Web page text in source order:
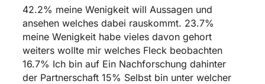
42.2% meine Wenigkeit will Aussagen und
ansehen welches dabei rauskommt. 23.7%
meine Wenigkeit habe vieles davon gehort
weiters wollte mir welches Fleck beobachten
16.7% Ich bin auf Ein Nachforschung dahinter
der Partnerschaft 15% Selbst bin unter welcher